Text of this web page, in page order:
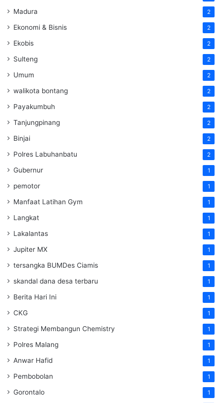
Madura 2
Ekonomi & Bisnis 2
Ekobis 2
Sulteng 2
Umum 2
walikota bontang 2
Payakumbuh 2
Tanjungpinang 2
Binjai 2
Polres Labuhanbatu 2
Gubernur 1
pemotor 1
Manfaat Latihan Gym 1
Langkat 1
Lakalantas 1
Jupiter MX 1
tersangka BUMDes Ciamis 1
skandal dana desa terbaru 1
Berita Hari Ini 1
CKG 1
Strategi Membangun Chemistry 1
Polres Malang 1
Anwar Hafid 1
Pembobolan 1
Gorontalo 1